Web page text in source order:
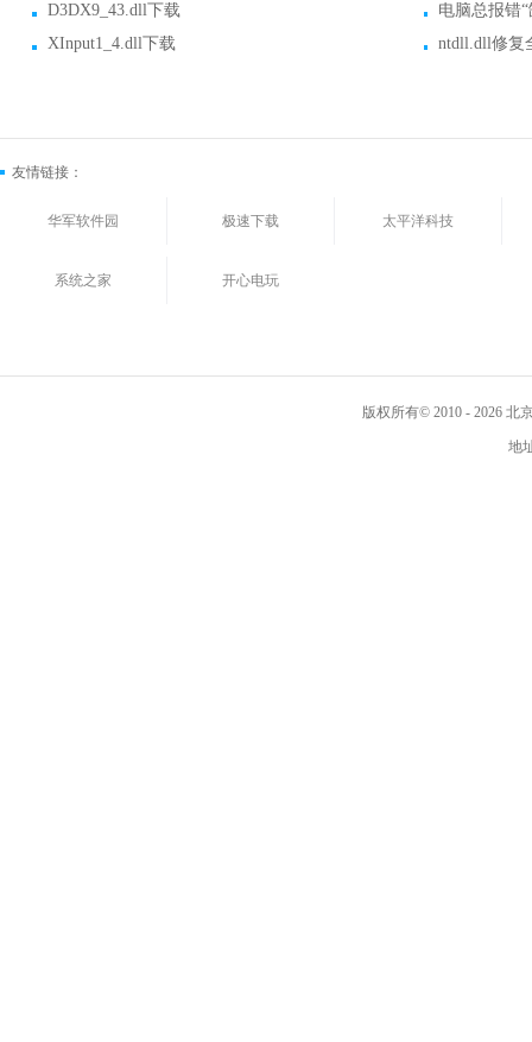
D3DX9_43.dll下载
XInput1_4.dll下载
友情链接：
华军软件园 极速下载 太平洋科技
系统之家 开心电玩
版权所有© 2010 - 2026 北
地